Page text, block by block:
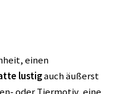
einen
lustigauch äußerst